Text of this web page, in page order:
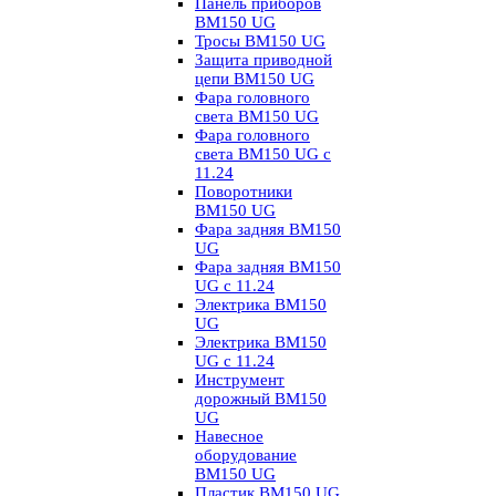
BM150 UG
Тросы BM150 UG
Защита приводной
цепи BM150 UG
Фара головного
света BM150 UG
Фара головного
света BM150 UG c
11.24
Поворотники
BM150 UG
Фара задняя BM150
UG
Фара задняя BM150
UG с 11.24
Электрика BM150
UG
Электрика BM150
UG c 11.24
Инструмент
дорожный BM150
UG
Навесное
оборудование
BM150 UG